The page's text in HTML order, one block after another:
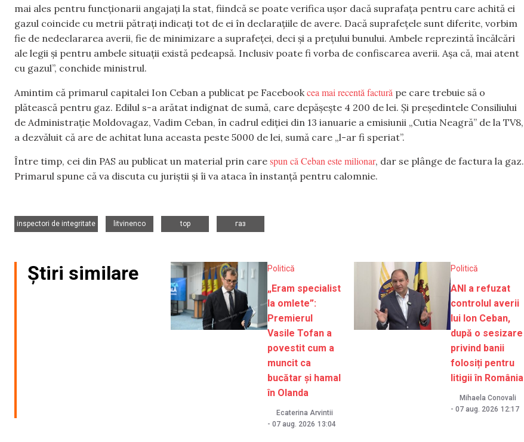
mai ales pentru funcționarii angajați la stat, fiindcă se poate verifica ușor dacă suprafața pentru care achită ei
gazul coincide cu metrii pătrați indicați tot de ei în declarațiile de avere. Dacă suprafețele sunt diferite, vorbim
fie de nedeclararea averii, fie de minimizare a suprafeței, deci și a prețului bunului. Ambele reprezintă încălcări
ale legii și pentru ambele situații există pedeapsă. Inclusiv poate fi vorba de confiscarea averii. Așa că, mai atent
cu gazul”, conchide ministrul.
Amintim că primarul capitalei Ion Ceban a publicat pe Facebook cea mai recentă factură pe care trebuie să o
plătească pentru gaz. Edilul s-a arătat indignat de sumă, care depășește 4 200 de lei. Și președintele Consiliului
de Administrație Moldovagaz, Vadim Ceban, în cadrul ediției din 13 ianuarie a emisiunii „Cutia Neagră” de la TV8,
a dezvăluit că are de achitat luna aceasta peste 5000 de lei, sumă care „l-ar fi speriat”.
Între timp, cei din PAS au publicat un material prin care spun că Ceban este milionar, dar se plânge de factura la gaz.
Primarul spune că va discuta cu juriștii și îi va ataca în instanță pentru calomnie.
inspectori de integritate
litvinenco
top
газ
Știri similare Politică
„Eram specialist
la omlete”:
Premierul
Vasile Tofan a
povestit cum a
muncit ca
bucătar și hamal
în Olanda
Ecaterina Arvintii
- 07 aug. 2026 13:04
Politică
ANI a refuzat
controlul averii
lui Ion Ceban,
după o sesizare
privind banii
folosiți pentru
litigii în România
Mihaela Conovali
- 07 aug. 2026 12:17